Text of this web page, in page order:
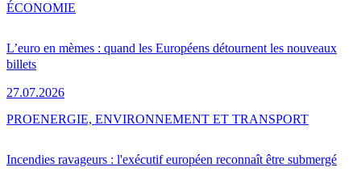
L’euro en mèmes : quand les Européens détournent les nouveaux
billets
27.07.2026
ÉCONOMIE
Incendies ravageurs : l'exécutif européen reconnaît être submergé
PROENERGIE, ENVIRONNEMENT ET TRANSPORT